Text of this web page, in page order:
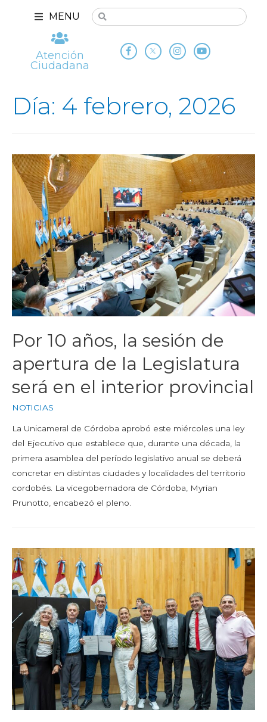
MENU
Atención
Ciudadana
Día: 4 febrero, 2026
Por 10 años, la sesión de
apertura de la Legislatura
será en el interior provincial
NOTICIAS
La Unicameral de Córdoba aprobó este miércoles una ley
del Ejecutivo que establece que, durante una década, la
primera asamblea del período legislativo anual se deberá
concretar en distintas ciudades y localidades del territorio
cordobés. La vicegobernadora de Córdoba, Myrian
Prunotto, encabezó el pleno.